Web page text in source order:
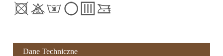
Dane Techniczne